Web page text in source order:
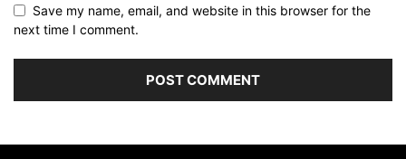
Save my name, email, and website in this browser for the
next time I comment.